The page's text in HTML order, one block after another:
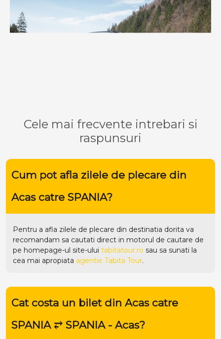
Cele mai frecvente intrebari si
raspunsuri
Cum pot afla zilele de plecare din
Acas catre SPANIA?
Pentru a afla zilele de plecare din destinatia dorita va
recomandam sa cautati direct in motorul de cautare de
pe homepage-ul site-ului tabitatour.ro sau sa sunati la
cea mai apropiata agentie Tabita Tour.
Cat costa un bilet din Acas catre
SPANIA ⥂ SPANIA - Acas?